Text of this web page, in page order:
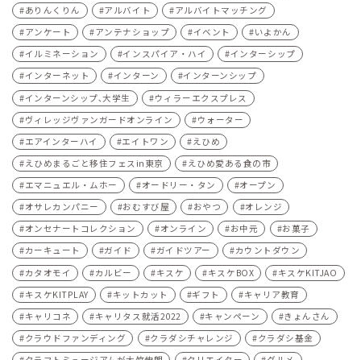
ありんくりん
アルバイト
アルバイトマッチング
アンケート
アンテナショップ イベント
いよかん
イルミネーション
インスパイア・ハイ
インターシップ
インターネット
インターン
インターンシップ
インターンシップ､大学生
ウィラーエクスプレス
ヴィレッジヴァンガードオンライン
ウォーター
エアインターハイ
エイトワン
えひめ
えひめまるごと移住フェスin東京
えひめ愛ある食の市
エマニュエル・ムホー
オードリー・タン
オープン
オサレカンパニー
おむすび屋 おやつ
オレンジ
オンセナートコレクション
オンライン お中元
お菓子
カーキュート
ガイド ガイドツアー
カウントダウン
カタオモイ
カルビー キスケ キスケBOX
キスケKITJAO
キスケKITPLAY
キットカット ギフト
キャリア教育
キャリコネ
キャリタス就活2022 キャンペーン
きょんさん
クラウドファンディング
クラダシチャレンジ
クラダシ基金